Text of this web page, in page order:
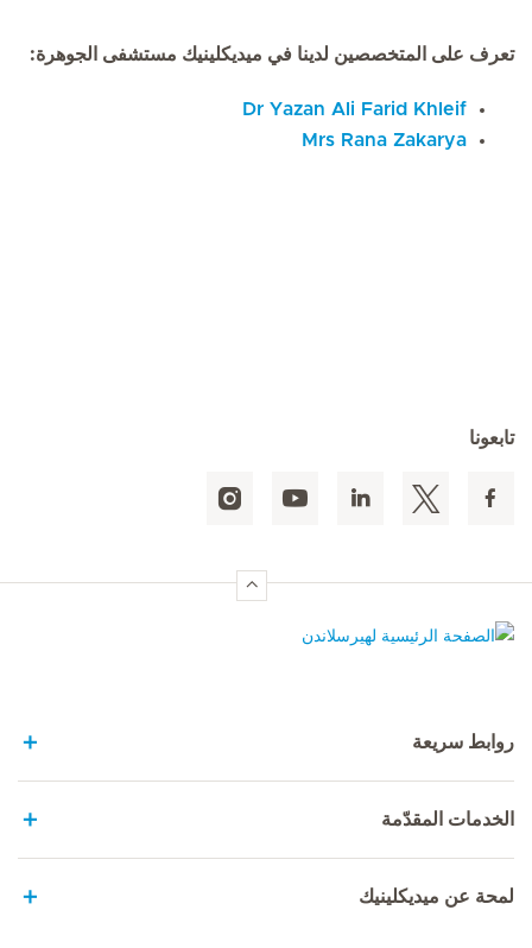
تعرف على المتخصصين لدينا في ميديكلينيك مستشفى الجوهرة:
Dr Yazan Ali Farid Khleif
Mrs Rana Zakarya
تابعونا
روابط سريعة
الخدمات المقدّمة
لمحة عن ميديكلينيك